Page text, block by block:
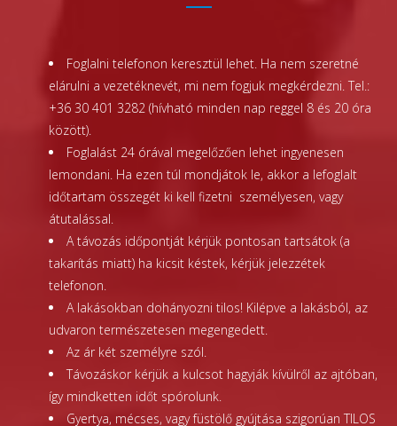
Foglalni telefonon keresztül lehet. Ha nem szeretné
elárulni a vezetéknevét, mi nem fogjuk megkérdezni. Tel.:
+36 30 401 3282 (hívható minden nap reggel 8 és 20 óra
között).
Foglalást 24 órával megelőzően lehet ingyenesen
lemondani. Ha ezen túl mondjátok le, akkor a lefoglalt
időtartam összegét ki kell fizetni személyesen, vagy
átutalással.
A távozás időpontját kérjük pontosan tartsátok (a
takarítás miatt) ha kicsit késtek, kérjük jelezzétek
telefonon.
A lakásokban dohányozni tilos! Kilépve a lakásból, az
udvaron természetesen megengedett.
Az ár két személyre szól.
Távozáskor kérjük a kulcsot hagyják kívülről az ajtóban,
így mindketten időt spórolunk.
Gyertya, mécses, vagy füstölő gyújtása szigorúan TILOS